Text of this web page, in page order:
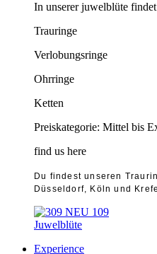
In unserer juwelblüte
Trauringe
Verlobungsringe
Ohrringe
Ketten
Preiskategorie: Mittel bis
find us here
Du findest unseren
Düsseldorf, Köln und
Juwelblüte
Experience